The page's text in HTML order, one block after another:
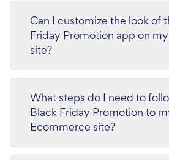
Can I customize the look of
Friday Promotion app on
site?
What steps do I need to
Black Friday Promotion to
Ecommerce site?